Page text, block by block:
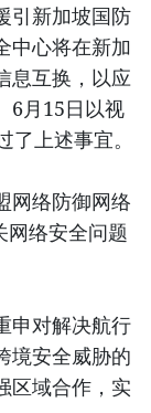
引新加坡国防
中心将在新加
息互换，以应
6月15日以视
上述事宜。
网络防御网络
网络安全问题
申对解决航行
境安全威胁的
区域合作，实